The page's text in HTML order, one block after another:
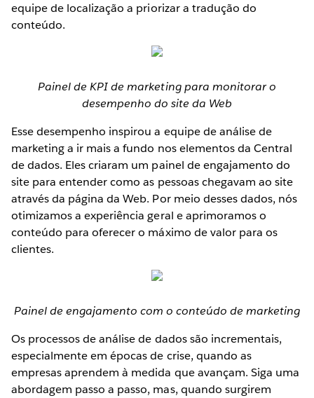
equipe de localização a priorizar a tradução do
conteúdo.
Painel de KPI de marketing para monitorar o
desempenho do site da Web
Esse desempenho inspirou a equipe de análise de
marketing a ir mais a fundo nos elementos da Central
de dados. Eles criaram um painel de engajamento do
site para entender como as pessoas chegavam ao site
através da página da Web. Por meio desses dados, nós
otimizamos a experiência geral e aprimoramos o
conteúdo para oferecer o máximo de valor para os
clientes.
Painel de engajamento com o conteúdo de marketing
Os processos de análise de dados são incrementais,
especialmente em épocas de crise, quando as
empresas aprendem à medida que avançam. Siga uma
abordagem passo a passo, mas, quando surgirem